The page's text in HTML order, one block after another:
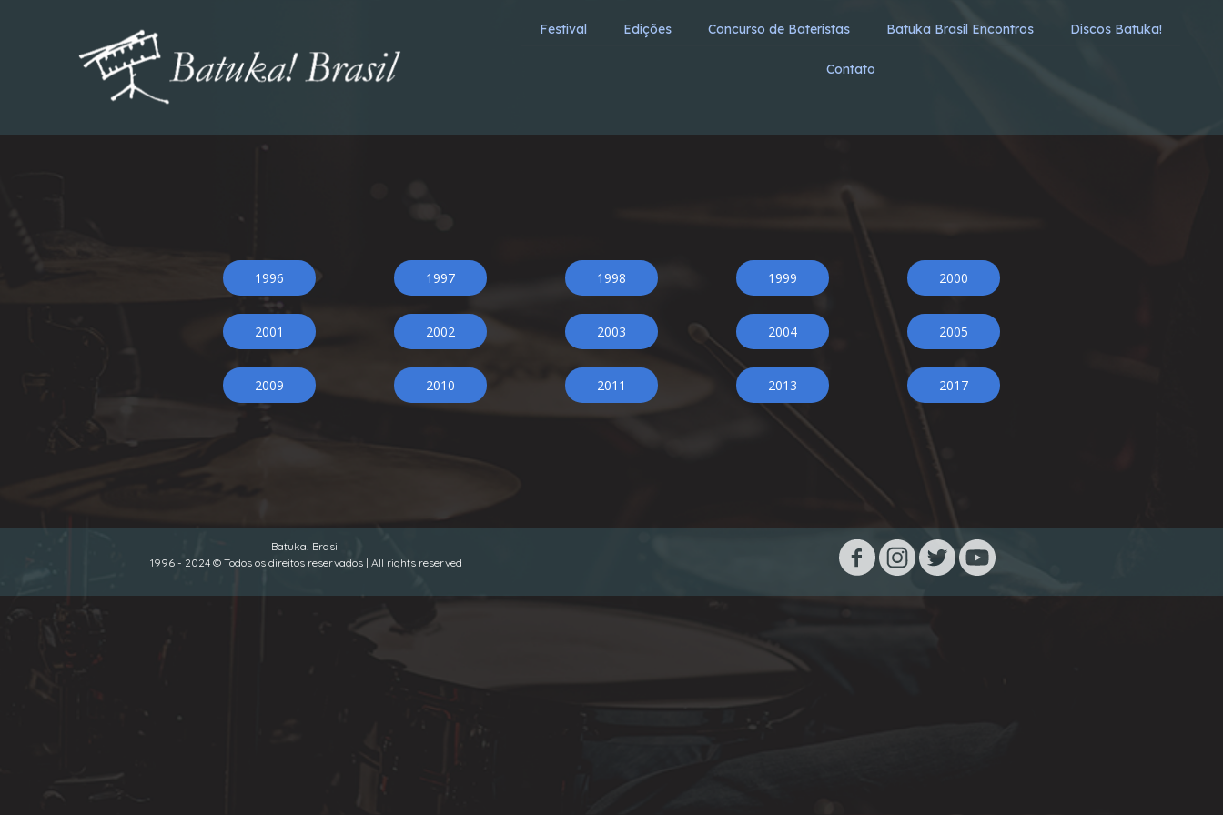
Festival Edições Concurso de Bateristas Batuka Brasil Encontros Discos Batuka!
Contato
1996 1997 1998 1999 2000
2001 2002 2003 2004 2005
2009 2010 2011 2013 2017
Batuka! Brasil
1996 - 2024 © Todos os direitos reservados | All rights reserved